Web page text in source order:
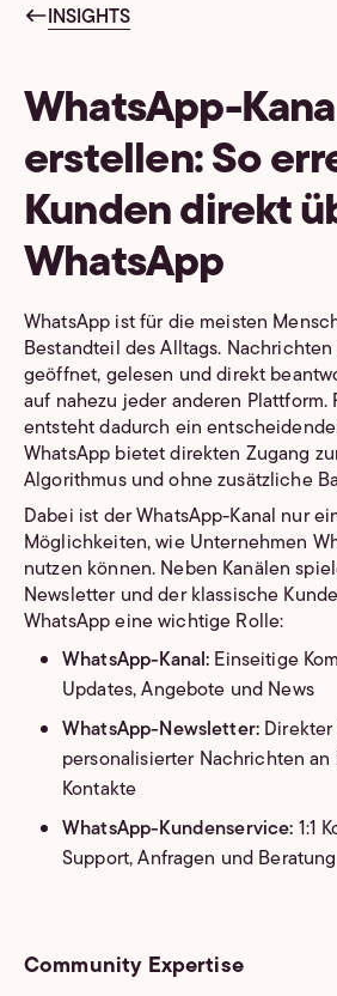
INSIGHTS
WhatsApp-
erstellen: So
Kunden direkt
WhatsApp
WhatsApp ist für die meisten
Bestandteil des Alltags.
geöffnet, gelesen und direkt
auf nahezu jeder anderen Plattform.
entsteht dadurch ein
WhatsApp bietet direkten Zugang
Algorithmus und ohne zusätzliche
Dabei ist der WhatsApp-Kanal nur
Möglichkeiten, wie Unternehmen
nutzen können. Neben Kanälen
Newsletter und der klassische
WhatsApp eine wichtige Rolle:
WhatsApp-Kanal: Einseitige
Updates, Angebote und News
WhatsApp-Newsletter: Direkter
personalisierter Nachrichten
Kontakte
WhatsApp-Kundenservice: 1:1
Support, Anfragen und Beratung
Community Expertise